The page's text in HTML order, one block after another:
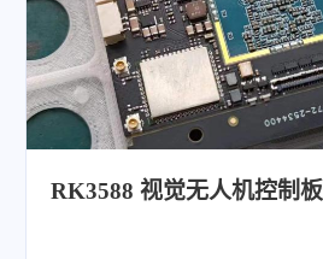
RK3588 视觉无人机控制板